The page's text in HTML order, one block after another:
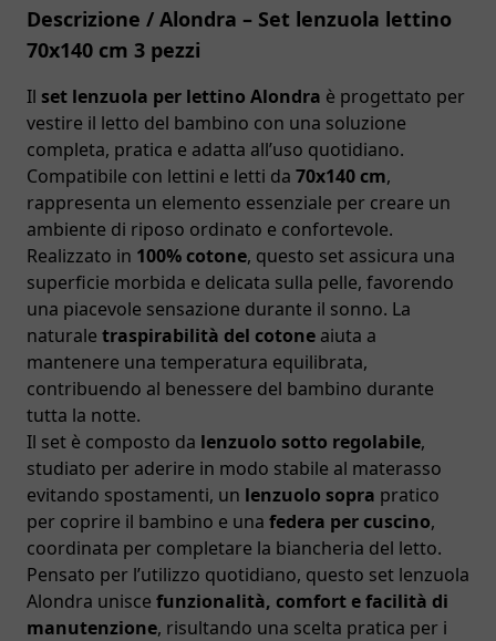
Descrizione / Alondra – Set lenzuola lettino
70x140 cm 3 pezzi
Il set lenzuola per lettino Alondra è progettato per
vestire il letto del bambino con una soluzione
completa, pratica e adatta all’uso quotidiano.
Compatibile con lettini e letti da 70x140 cm,
rappresenta un elemento essenziale per creare un
ambiente di riposo ordinato e confortevole.
Realizzato in 100% cotone, questo set assicura una
superficie morbida e delicata sulla pelle, favorendo
una piacevole sensazione durante il sonno. La
naturale traspirabilità del cotone aiuta a
mantenere una temperatura equilibrata,
contribuendo al benessere del bambino durante
tutta la notte.
Il set è composto da lenzuolo sotto regolabile,
studiato per aderire in modo stabile al materasso
evitando spostamenti, un lenzuolo sopra pratico
per coprire il bambino e una federa per cuscino,
coordinata per completare la biancheria del letto.
Pensato per l’utilizzo quotidiano, questo set lenzuola
Alondra unisce funzionalità, comfort e facilità di
manutenzione, risultando una scelta pratica per i